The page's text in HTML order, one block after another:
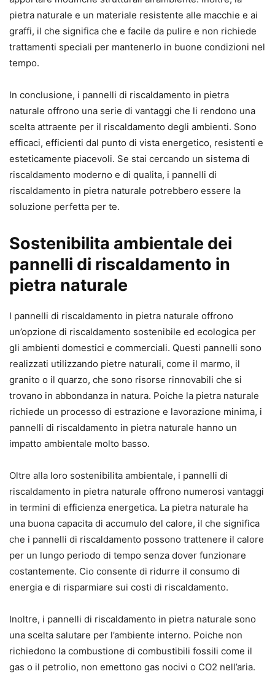
pietra naturale e un materiale resistente alle macchie e ai
graffi, il che significa che e facile da pulire e non richiede
trattamenti speciali per mantenerlo in buone condizioni nel
tempo.
In conclusione, i pannelli di riscaldamento in pietra
naturale offrono una serie di vantaggi che li rendono una
scelta attraente per il riscaldamento degli ambienti. Sono
efficaci, efficienti dal punto di vista energetico, resistenti e
esteticamente piacevoli. Se stai cercando un sistema di
riscaldamento moderno e di qualita, i pannelli di
riscaldamento in pietra naturale potrebbero essere la
soluzione perfetta per te.
Sostenibilita ambientale dei
pannelli di riscaldamento in
pietra naturale
I pannelli di riscaldamento in pietra naturale offrono
un’opzione di riscaldamento sostenibile ed ecologica per
gli ambienti domestici e commerciali. Questi pannelli sono
realizzati utilizzando pietre naturali, come il marmo, il
granito o il quarzo, che sono risorse rinnovabili che si
trovano in abbondanza in natura. Poiche la pietra naturale
richiede un processo di estrazione e lavorazione minima, i
pannelli di riscaldamento in pietra naturale hanno un
impatto ambientale molto basso.
Oltre alla loro sostenibilita ambientale, i pannelli di
riscaldamento in pietra naturale offrono numerosi vantaggi
in termini di efficienza energetica. La pietra naturale ha
una buona capacita di accumulo del calore, il che significa
che i pannelli di riscaldamento possono trattenere il calore
per un lungo periodo di tempo senza dover funzionare
costantemente. Cio consente di ridurre il consumo di
energia e di risparmiare sui costi di riscaldamento.
Inoltre, i pannelli di riscaldamento in pietra naturale sono
una scelta salutare per l’ambiente interno. Poiche non
richiedono la combustione di combustibili fossili come il
gas o il petrolio, non emettono gas nocivi o CO2 nell’aria.